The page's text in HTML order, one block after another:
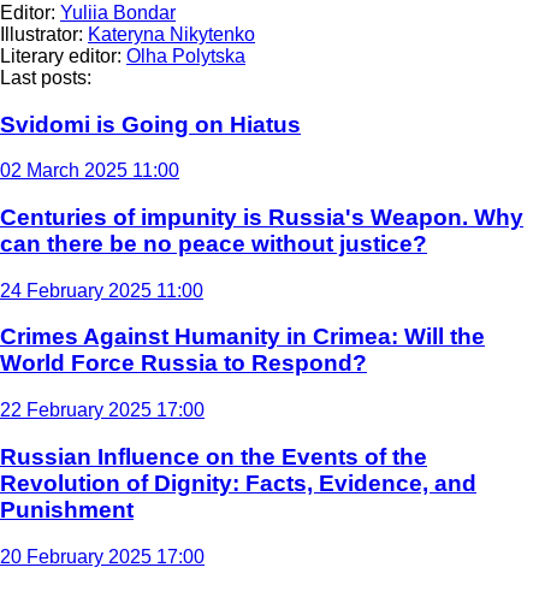
Editor: Yuliia Bondar
Illustrator: Kateryna Nikytenko
Literary editor: Olha Polytska
Last posts:
Svidomi is Going on Hiatus
02 March 2025 11:00
Centuries of impunity is Russia's Weapon. Why
can there be no peace without justice?
24 February 2025 11:00
Crimes Against Humanity in Crimea: Will the
World Force Russia to Respond?
22 February 2025 17:00
Russian Influence on the Events of the
Revolution of Dignity: Facts, Evidence, and
Punishment
20 February 2025 17:00